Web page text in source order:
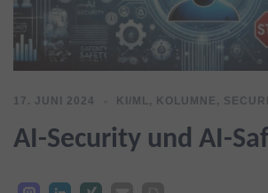
17. JUNI 2024 KI/ML, KOLUMNE ,
AI-Security und AI-